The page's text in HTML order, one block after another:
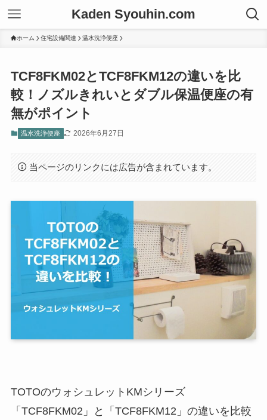
Kaden Syouhin.com
ホーム 住宅設備関連 温水洗浄便座
TCF8FKM02とTCF8FKM12の違いを比
較！ノズルきれいとダブル保温便座の有
無がポイント
温水洗浄便座 2026年6月27日
当ページのリンクには広告が含まれています。
TOTOのウォシュレットKMシリーズ
「TCF8FKM02」と「TCF8FKM12」の違いを比較